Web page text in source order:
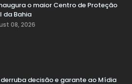
o maior Centro de Proteção
da Bahia
08, 2026
derruba decisão e garante ao Mídia